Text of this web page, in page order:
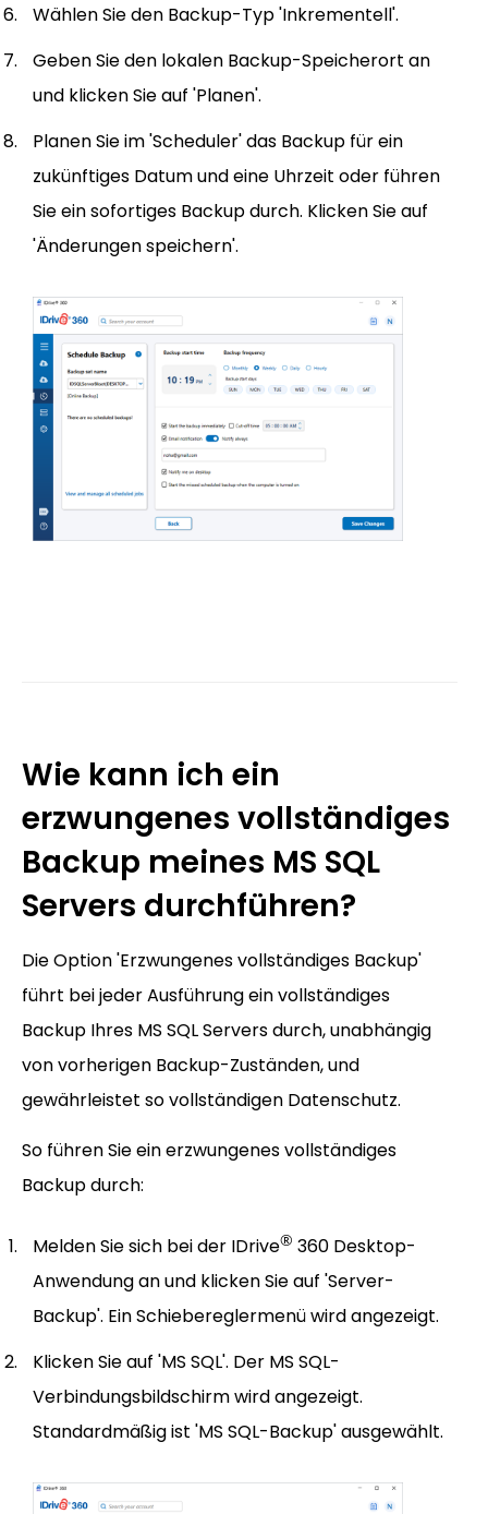
Wählen Sie den Backup-Typ 'Inkrementell'.
Geben Sie den lokalen Backup-Speicherort an
und klicken Sie auf 'Planen'.
Planen Sie im 'Scheduler' das Backup für ein
zukünftiges Datum und eine Uhrzeit oder führen
Sie ein sofortiges Backup durch. Klicken Sie auf
'Änderungen speichern'.
Wie kann ich ein
erzwungenes vollständiges
Backup meines MS SQL
Servers durchführen?
Die Option 'Erzwungenes vollständiges Backup'
führt bei jeder Ausführung ein vollständiges
Backup Ihres MS SQL Servers durch, unabhängig
von vorherigen Backup-Zuständen, und
gewährleistet so vollständigen Datenschutz.
So führen Sie ein erzwungenes vollständiges
Backup durch:
Melden Sie sich bei der IDrive® 360 Desktop-
Anwendung an und klicken Sie auf 'Server-
Backup'. Ein Schiebereglermenü wird angezeigt.
Klicken Sie auf 'MS SQL'. Der MS SQL-
Verbindungsbildschirm wird angezeigt.
Standardmäßig ist 'MS SQL-Backup' ausgewählt.